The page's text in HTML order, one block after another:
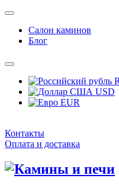
Салон каминов
Блог
USD
EUR
Контакты
Оплата и доставка